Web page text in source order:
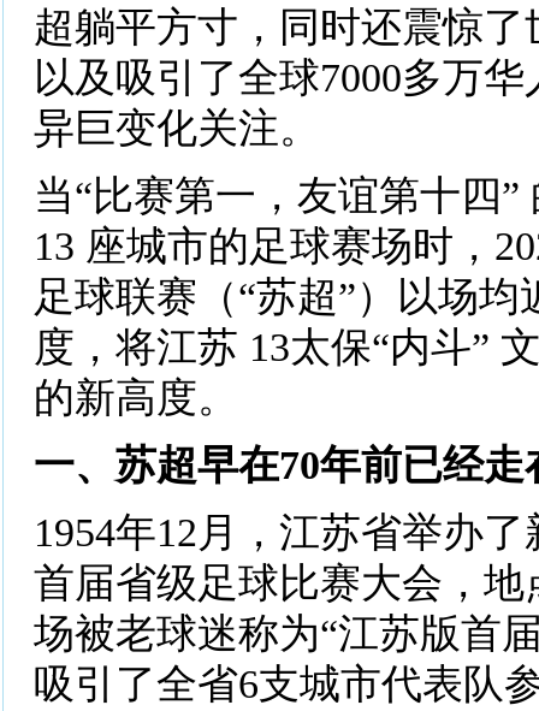
超躺平方寸，同时还震惊
以及吸引了全球7000多万
异巨变化关注。
当“比赛第一，友谊第十四”
13 座城市的足球赛场时，
足球联赛（“苏超”）以场均
度，将江苏 13太保“内斗”
的新高度。
一、苏超早在70年前已经走
1954年12月，江苏省举办
首届省级足球比赛大会，地
场被老球迷称为“江苏版首
吸引了全省6支城市代表